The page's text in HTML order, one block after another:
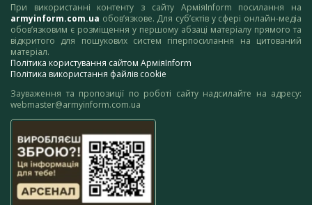
При використанні контенту з сайту АрміяInform посилання на
armyinform.com.ua обов’язкове. Для суб’єктів у сфері онлайн-медіа
обов’язковим є розміщення у першому абзаці матеріалу прямого та
відкритого для пошукових систем гіперпосилання на цитований
матеріал.
Політика користування сайтом АрміяInform
Політика використання файлів cookie
Зауваження та пропозиції по роботі сайту надсилайте на адресу:
webmaster@armyinform.com.ua